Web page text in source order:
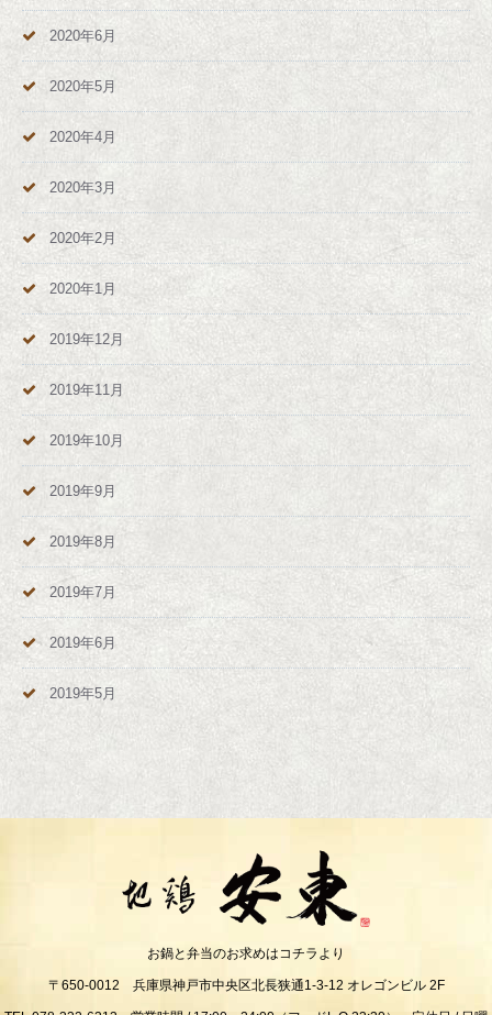
2020年6月
2020年5月
2020年4月
2020年3月
2020年2月
2020年1月
2019年12月
2019年11月
2019年10月
2019年9月
2019年8月
2019年7月
2019年6月
2019年5月
お鍋と弁当のお求めはコチラより
〒650-0012 兵庫県神戸市中央区北長狭通1-3-12 オレゴンビル 2F